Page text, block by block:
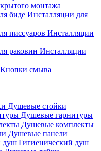
монтажа
Инсталляции для
Инсталляции
Инсталляции
Кнопки смыва
Душевые стойки
Душевые гарнитуры
Душевые комплекты
Душевые панели
Гигиенический душ